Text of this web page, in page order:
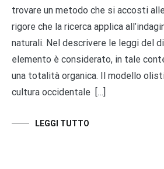
trovare un metodo che si accosti
rigore che la ricerca applica
naturali. Nel descrivere le leggi del
elemento è considerato, in tale
una totalità organica. Il modello
cultura occidentale […]
LEGGI TUTTO